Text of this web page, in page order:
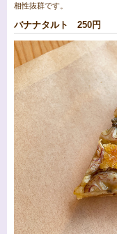
相性抜群です。
バナナタルト 250円